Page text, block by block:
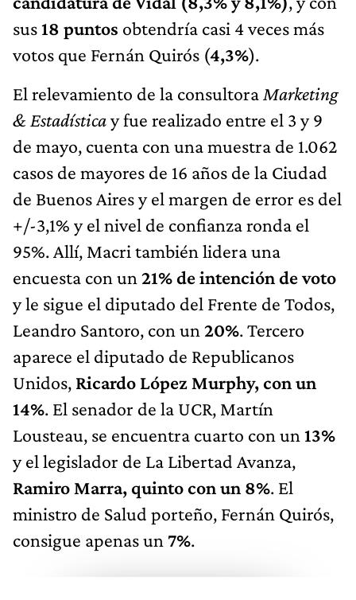
sus18 puntos obtendría casi 4 veces más
votos que Fernán Quirós (4,3%).
El relevamiento de la consultora Marketing
& Estadísticay fue realizado entre el 3 y 9
de mayo, cuenta con una muestra de 1.062
casos de mayores de 16 años de la Ciudad
de Buenos Aires y el margen de error es del
+/-3,1% y el nivel de confianza ronda el
95%. Allí, Macri también lidera una
encuesta con un 21% de intención de voto
y le sigue el diputado del Frente de Todos,
Leandro Santoro, con un 20%. Tercero
aparece el diputado de Republicanos
Unidos, Ricardo López Murphy, con un
14%. El senador de la UCR, Martín
Lousteau, se encuentra cuarto con un 13%
y el legislador de La Libertad Avanza,
Ramiro Marra, quinto con un 8%. El
ministro de Salud porteño, Fernán Quirós,
consigue apenas un 7%.